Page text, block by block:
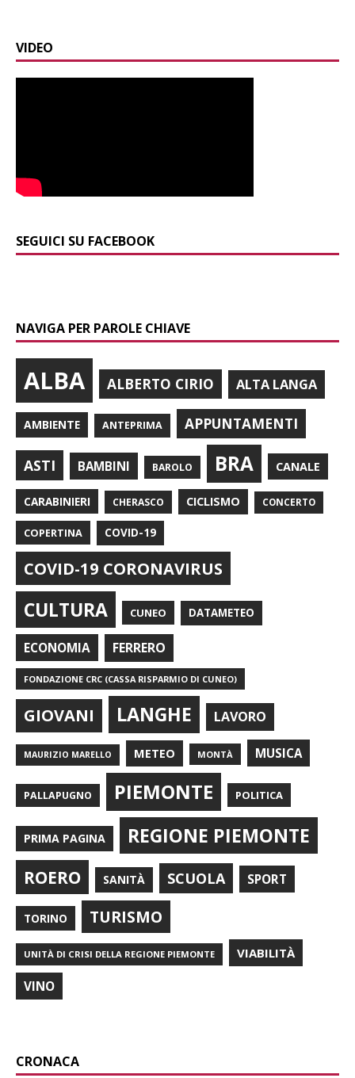
VIDEO
SEGUICI SU FACEBOOK
NAVIGA PER PAROLE CHIAVE
ALBA ALBERTO CIRIO ALTA LANGA
AMBIENTE ANTEPRIMA APPUNTAMENTI
ASTI BAMBINI BAROLO BRA CANALE
CARABINIERI CHERASCO CICLISMO CONCERTO
COPERTINA COVID-19
COVID-19 CORONAVIRUS
CULTURA CUNEO DATAMETEO
ECONOMIA FERRERO
FONDAZIONE CRC (CASSA RISPARMIO DI CUNEO)
GIOVANI LANGHE LAVORO
MAURIZIO MARELLO METEO MONTÀ MUSICA
PALLAPUGNO PIEMONTE POLITICA
PRIMA PAGINA REGIONE PIEMONTE
ROERO SANITÀ SCUOLA SPORT
TORINO TURISMO
UNITÀ DI CRISI DELLA REGIONE PIEMONTE VIABILITÀ
VINO
CRONACA